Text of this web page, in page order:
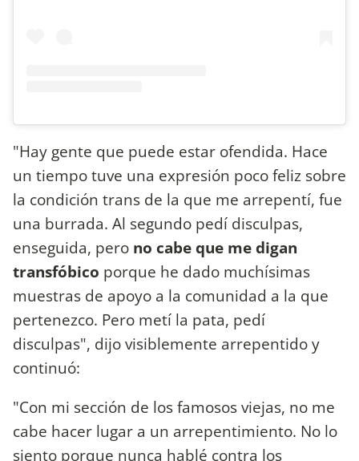
"Hay gente que puede estar ofendida. Hace
un tiempo tuve una expresión poco feliz sobre
la condición trans de la que me arrepentí, fue
una burrada. Al segundo pedí disculpas,
enseguida, pero no cabe que me digan
transfóbico porque he dado muchísimas
muestras de apoyo a la comunidad a la que
pertenezco. Pero metí la pata, pedí
disculpas", dijo visiblemente arrepentido y
continuó:
"Con mi sección de los famosos viejas, no me
cabe hacer lugar a un arrepentimiento. No lo
siento porque nunca hablé contra los